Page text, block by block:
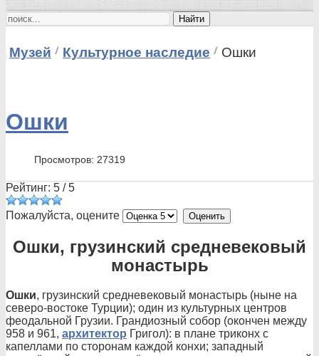
Найти
Музей Культурное наследие Ошки
Ошки
Просмотров: 27319
Рейтинг: 5 /5
Пожалуйста, оцените
Ошки, грузинский средневековый
монастырь
Ошки, грузинский средневековый монастырь (ныне на
северо-востоке Турции); один из культурных центров
феодальной Грузии. Грандиозный собор (окончен между
958 и 961, архитектор Григол): в плане триконх с
капеллами по сторонам каждой конхи; западный